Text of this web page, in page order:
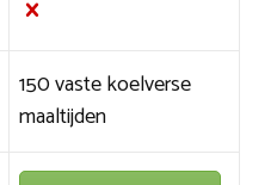
150 vaste koelverse
maaltijden